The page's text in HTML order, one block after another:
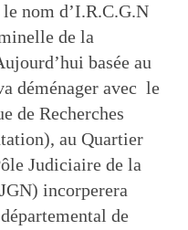
nom d’I.R.C.G.N
de la
basée au
déménager avec le
de Recherches
au Quartier
Judiciaire de la
incorperera
de